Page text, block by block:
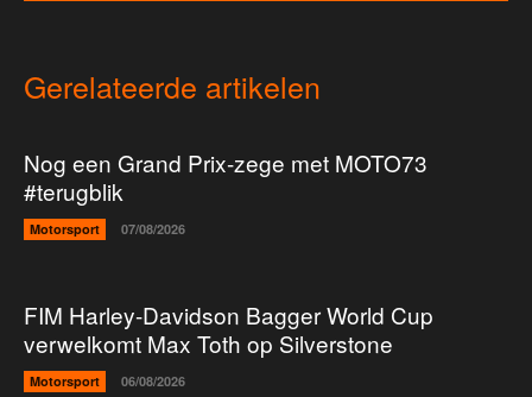
Gerelateerde artikelen
Nog een Grand Prix-zege met MOTO73
#terugblik
Motorsport 07/08/2026
FIM Harley-Davidson Bagger World Cup
verwelkomt Max Toth op Silverstone
Motorsport 06/08/2026